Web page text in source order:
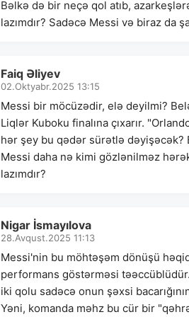
Bəlkə də bir neçə qol atıb,
lazımdır? Sadəcə Messi və biraz da
Faiq Əliyev
02.Oktyabr.2025 13:15
Messi bir möcüzədir, elə deyilmi?
Liqlər Kuboku finalına çıxarır.
hər şey bu qədər sürətlə dəyişəcək?
Messi daha nə kimi gözlənilməz
lazımdır?
Nigar İsmayılova
28.Avqust.2025 11:13
Messi'nin bu möhtəşəm dönüşü
performans göstərməsi
iki qolu sadəcə onun şəxsi
Yəni, komanda məhz bu cür bir